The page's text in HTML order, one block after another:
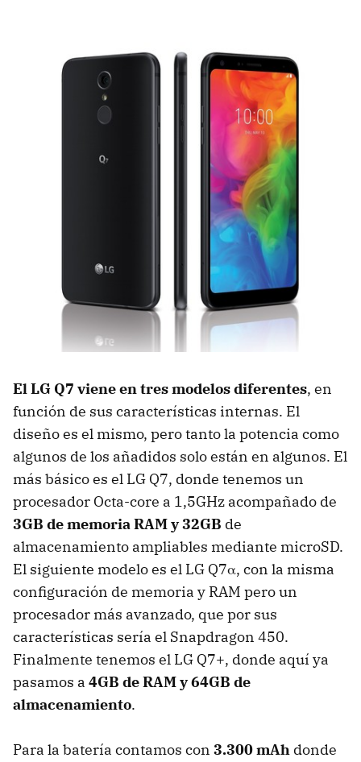
El LG Q7 viene en tres modelos diferentes, en
función de sus características internas. El
diseño es el mismo, pero tanto la potencia como
algunos de los añadidos solo están en algunos. El
más básico es el LG Q7, donde tenemos un
procesador Octa-core a 1,5GHz acompañado de
3GB de memoria RAM y 32GB de
almacenamiento ampliables mediante microSD.
El siguiente modelo es el LG Q7α, con la misma
configuración de memoria y RAM pero un
procesador más avanzado, que por sus
características sería el Snapdragon 450.
Finalmente tenemos el LG Q7+, donde aquí ya
pasamos a 4GB de RAM y 64GB de
almacenamiento.
Para la batería contamos con 3.300 mAh donde